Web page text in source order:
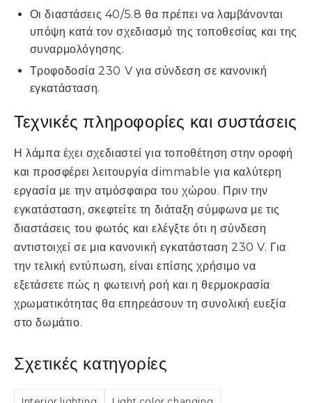
Οι διαστάσεις 40/5.8 θα πρέπει να λαμβάνονται
υπόψη κατά τον σχεδιασμό της τοποθεσίας και της
συναρμολόγησης.
Τροφοδοσία 230 V για σύνδεση σε κανονική
εγκατάσταση.
Τεχνικές πληροφορίες και συστάσεις
Η λάμπα έχει σχεδιαστεί για τοποθέτηση στην οροφή
και προσφέρει λειτουργία dimmable για καλύτερη
εργασία με την ατμόσφαιρα του χώρου. Πριν την
εγκατάσταση, σκεφτείτε τη διάταξη σύμφωνα με τις
διαστάσεις του φωτός και ελέγξτε ότι η σύνδεση
αντιστοιχεί σε μια κανονική εγκατάσταση 230 V. Για
την τελική εντύπωση, είναι επίσης χρήσιμο να
εξετάσετε πώς η φωτεινή ροή και η θερμοκρασία
χρωματικότητας θα επηρεάσουν τη συνολική ευεξία
στο δωμάτιο.
Σχετικές κατηγορίες